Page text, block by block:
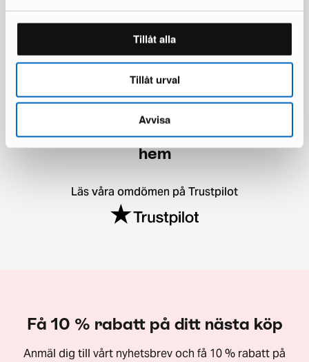
Tillåt alla
Tillåt urval
Avvisa
6 i lager · Bra skick
2 028 kr
Över 50 000 möbler har hittat nya
hem
Läs våra omdömen på Trustpilot
Få 10 % rabatt på ditt nästa köp
Anmäl dig till vårt nyhetsbrev och få 10 % rabatt på